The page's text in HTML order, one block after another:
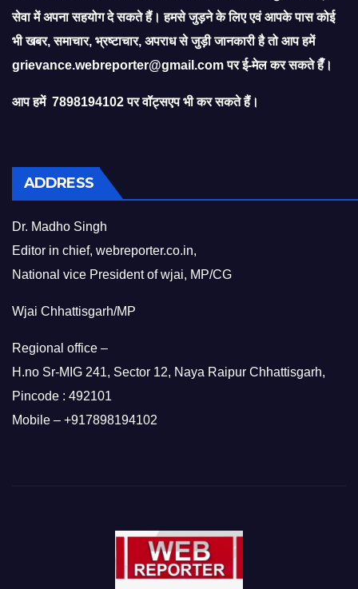
सेवा में अपना सहयोग दे सकते हैं। हमसे जुड़ने के लिए एवं आपके पास कोई
भी खबर, समाचार, भ्रष्टाचार, अपराध से जुड़ी जानकारी है तो आप हमें
grievance.webreporter@gmail.comपर ई-मेल कर सकते हैँ।
आप हमें 7898194102 पर वॉट्सएप भी कर सकते हैं।
ADDRESS
Dr. Madho Singh
Editor in chief, webreporter.co.in,
National vice President of wjai, MP/CG
Wjai Chhattisgarh/MP
Regional office –
H.no Sr-MIG 241, Sector 12, Naya Raipur Chhattisgarh,
Pincode : 492101
Mobile – +917898194102